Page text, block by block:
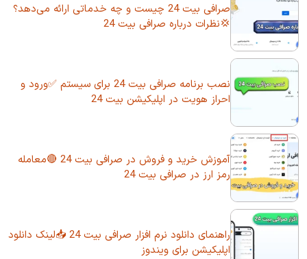
صرافی بیت 24 چیست و چه خدماتی ارائه می‌دهد؟
💢نظرات درباره صرافی بیت 24
نصب برنامه صرافی بیت 24 برای سیستم ✅ورود و
احراز هویت در اپلیکیشن بیت 24
آموزش خرید و فروش در صرافی بیت 24 🔴معامله
رمز ارز در صرافی بیت 24
راهنمای دانلود نرم افزار صرافی بیت 24 📥لینک دانلود
اپلیکیشن برای ویندوز